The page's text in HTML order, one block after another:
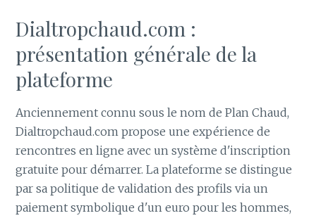
Dialtropchaud.com :
présentation générale de la
plateforme
Anciennement connu sous le nom de Plan Chaud,
Dialtropchaud.com propose une expérience de
rencontres en ligne avec un système d'inscription
gratuite pour démarrer. La plateforme se distingue
par sa politique de validation des profils via un
paiement symbolique d'un euro pour les hommes,